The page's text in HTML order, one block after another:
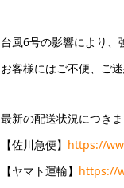
台風6号の影響により、
お客様にはご不便、ご
最新の配送状況につき
【佐川急便】 https://
【ヤマト運輸】 https://